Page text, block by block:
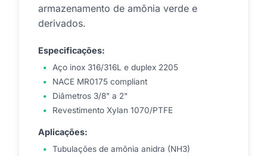
armazenamento de amônia verde e
derivados.
Especificações:
Aço inox 316/316L e duplex 2205
NACE MR0175 compliant
Diâmetros 3/8" a 2"
Revestimento Xylan 1070/PTFE
Aplicações:
Tubulações de amônia anidra (NH3)